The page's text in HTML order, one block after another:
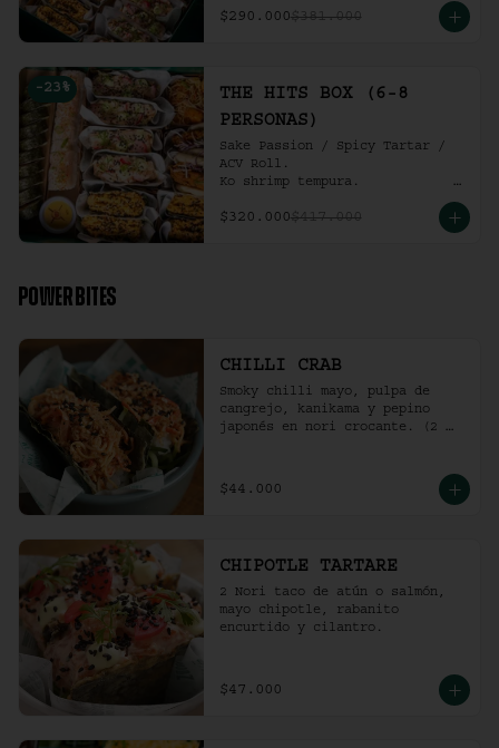
$290.000$381.000
-23 %
THE HITS BOX (6-8
PERSONAS)
Sake Passion / Spicy Tartar /
ACV Roll.
Ko shrimp tempura.
Tartare.
4 Und Noritaco Chilli Crab.
$320.000$417.000
POWER BITES
CHILLI CRAB
Smoky chilli mayo, pulpa de
cangrejo, kanikama y pepino
japonés en nori crocante. (2
$44.000
CHIPOTLE TARTARE
2 Nori taco de atún o salmón,
mayo chipotle, rabanito
encurtido y cilantro.
$47.000